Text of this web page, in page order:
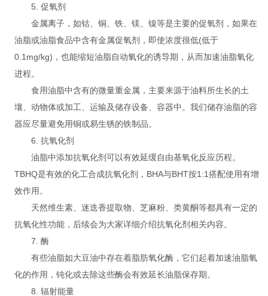
5. 促氧剂
金属离子，如钴、铜、铁、镁、镍等是主要的促氧剂，如果在
油脂或油脂食品中含有金属促氧剂，即使浓度很低(低于
0.1mg/kg)，也能缩短油脂自动氧化的诱导期，从而加速油脂氧化
进程。
食用油脂中含有的微量重金属，主要来源于油料所生长的土
壤、动物体或加工、运输及储存设备、容器中。我们储存油脂的容
器应尽量避免用铜或易生锈的铁制品。
6. 抗氧化剂
油脂中添加抗氧化剂可以有效延缓自由基氧化反应历程。
TBHQ是有效的化工合成抗氧化剂，BHA与BHT按1:1搭配使用有增
效作用。
天然维生素、迷迭香提取物、芝麻粉、类黄酮等都具有一定的
抗氧化性功能，后续会为大家详细介绍抗氧化剂相关内容。
7. 酶
有些油脂如大豆油中存在着脂肪氧化酶，它们起着加速油脂氧
化的作用，钝化或去除这些酶会有效延长油脂保存期。
8. 辐射能量